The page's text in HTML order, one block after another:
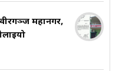
महानगर,